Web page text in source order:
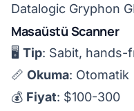
Datalogic Gryphon
Masaüstü Scanner
🖥️ Tip: Sabit, hands-
📏 Okuma: Otomatik
💰 Fiyat: $100-300